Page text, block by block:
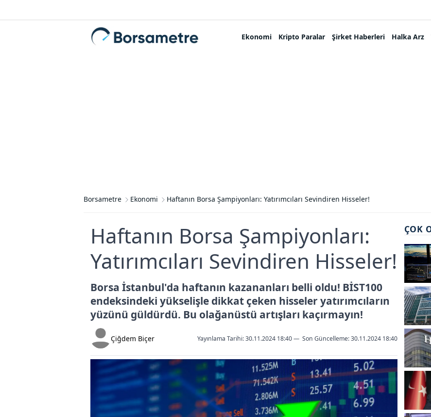
Ekonomi Kripto Paralar Şirket Haberleri Halka Arz
Borsametre Ekonomi Haftanın Borsa Şampiyonları: Yatırımcıları Sevindiren Hisseler!
Haftanın Borsa Şampiyonları:
Yatırımcıları Sevindiren Hisseler!
Borsa İstanbul'da haftanın kazananları belli oldu! BİST100
endeksindeki yükselişle dikkat çeken hisseler yatırımcıların
yüzünü güldürdü. Bu olağanüstü artışları kaçırmayın!
Çiğdem Biçer Yayınlama Tarihi: 30.11.2024 18:40— Son Güncelleme:30.11.2024 18:40
ÇOK